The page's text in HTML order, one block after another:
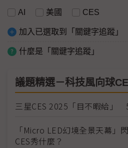
AI 美國 CES
加入已選取到「關鍵字追蹤」
什麼是「關鍵字追蹤」
議題精選－科技風向球
三星CES 2025「目不暇給」
「Micro LED幻境全景天幕」
CES秀什麼？